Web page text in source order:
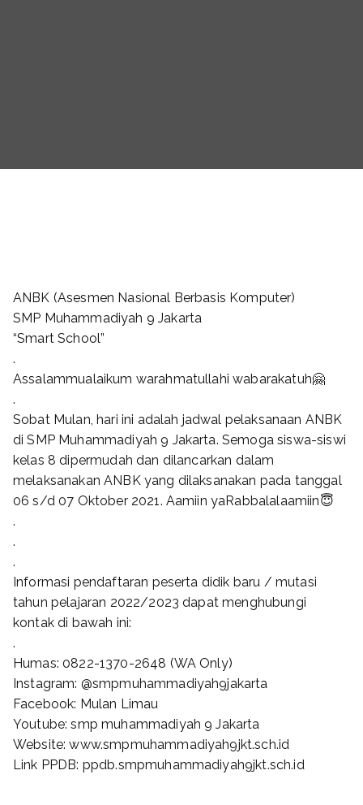
ANBK (Asesmen Nasional Berbasis Komputer)
SMP Muhammadiyah 9 Jakarta
“Smart School”
.
Assalammualaikum warahmatullahi wabarakatuh🤗
.
Sobat Mulan, hari ini adalah jadwal pelaksanaan ANBK
di SMP Muhammadiyah 9 Jakarta. Semoga siswa-siswi
kelas 8 dipermudah dan dilancarkan dalam
melaksanakan ANBK yang dilaksanakan pada tanggal
06 s/d 07 Oktober 2021. Aamiin yaRabbalalaamiin😇
.
.
.
Informasi pendaftaran peserta didik baru / mutasi
tahun pelajaran 2022/2023 dapat menghubungi
kontak di bawah ini:
.
Humas: 0822-1370-2648 (WA Only)
Instagram: @smpmuhammadiyah9jakarta
Facebook: Mulan Limau
Youtube: smp muhammadiyah 9 Jakarta
Website: www.smpmuhammadiyah9jkt.sch.id
Link PPDB: ppdb.smpmuhammadiyah9jkt.sch.id